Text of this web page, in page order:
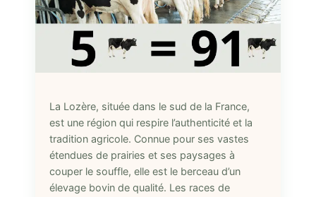
La Lozère, située dans le sud de la France,
est une région qui respire l’authenticité et la
tradition agricole. Connue pour ses vastes
étendues de prairies et ses paysages à
couper le souffle, elle est le berceau d’un
élevage bovin de qualité. Les races de